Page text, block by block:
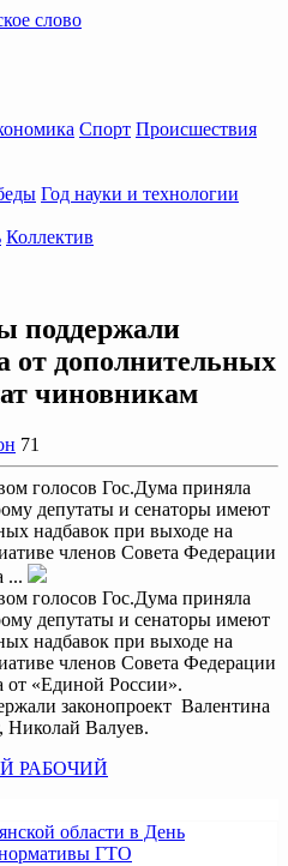
Спорт Происшествия
Год науки и технологии
Коллектив
поддержали
от дополнительных
чиновникам
71
голосов Гос.Дума приняла
депутаты и сенаторы имеют
надбавок при выходе на
членов Совета Федерации
...
голосов Гос.Дума приняла
депутаты и сенаторы имеют
надбавок при выходе на
членов Совета Федерации
от «Единой России».
законопроект Валентина
Николай Валуев.
РАБОЧИЙ